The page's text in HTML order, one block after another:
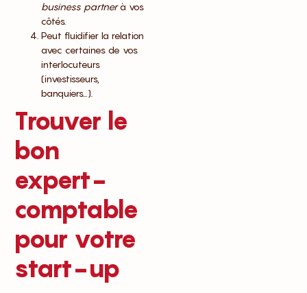
business partnerà vos
côtés.
Peut fluidifier la relation
avec certaines de vos
interlocuteurs
(investisseurs,
banquiers…).
Trouver le
bon
expert-
comptable
pour votre
start-up